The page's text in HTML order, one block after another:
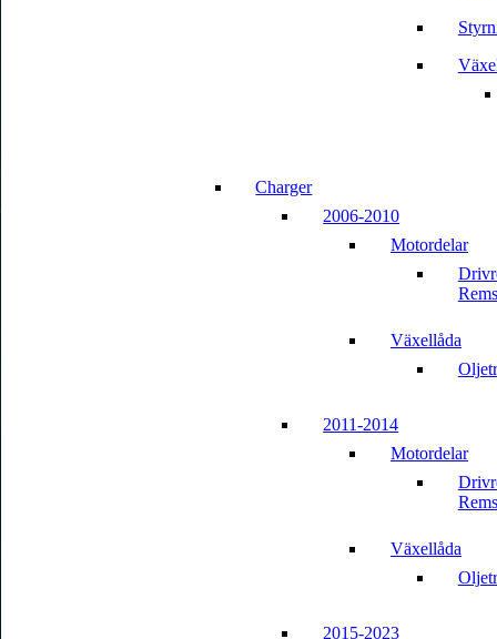
Charger
2006-2010
Motordelar
Växellåda
2011-2014
Motordelar
Växellåda
2015-2023